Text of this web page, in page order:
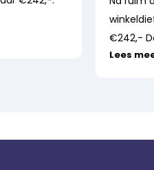
€242,-
Lees